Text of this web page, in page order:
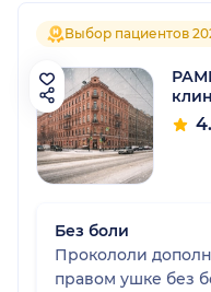
Выбор пациентов
Без боли
Прокололи
правом ушке без боли и последствий, все